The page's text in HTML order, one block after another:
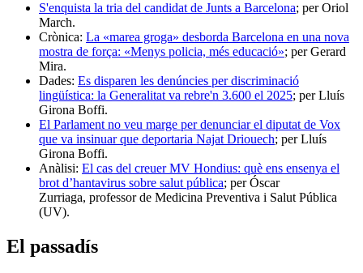
S'enquista la tria del candidat de Junts a Barcelona; per Oriol
March.
Crònica: La «marea groga» desborda Barcelona en una nova
mostra de força: «Menys policia, més educació»; per Gerard
Mira.
Dades: Es disparen les denúncies per discriminació
lingüística: la Generalitat va rebre'n 3.600 el 2025; per Lluís
Girona Boffi.
El Parlament no veu marge per denunciar el diputat de Vox
que va insinuar que deportaria Najat Driouech; per Lluís
Girona Boffi.
Anàlisi: El cas del creuer MV Hondius: què ens ensenya el
brot d’hantavirus sobre salut pública; per Óscar
Zurriaga, professor de Medicina Preventiva i Salut Pública
(UV).
El passadís